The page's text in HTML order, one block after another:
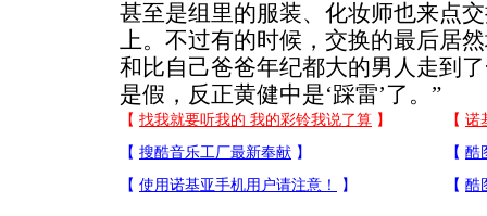
甚至是组里的服装、化妆师也来点
上。不过有的时候，交换的最后居
和比自己爸爸年纪都大的男人走到
是假，反正黄健中是‘踩雷’了。”